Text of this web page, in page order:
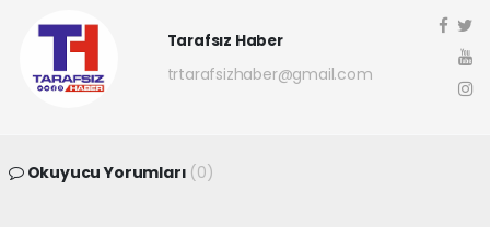
Tarafsız Haber
trtarafsizhaber@gmail.com
Okuyucu Yorumları (0)